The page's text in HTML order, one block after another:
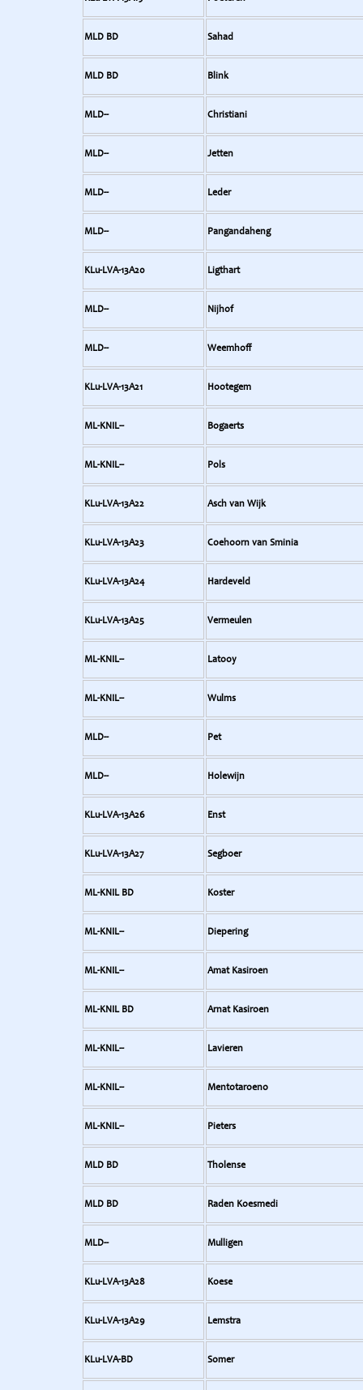
MLD BD Sahad
MLD BD Blink
MLD-- Christiani
MLD-- Jetten
MLD-- Leder
MLD-- Pangandaheng
KLu-LVA-13A20 Ligthart
MLD-- Nijhof
MLD-- Weemhoff
KLu-LVA-13A21 Hootegem
ML-KNIL-- Bogaerts
ML-KNIL-- Pols
KLu-LVA-13A22 Asch van Wijk
KLu-LVA-13A23 Coehoorn van Sminia
KLu-LVA-13A24 Hardeveld
KLu-LVA-13A25 Vermeulen
ML-KNIL-- Latooy
ML-KNIL-- Wulms
MLD-- Pet
MLD-- Holewijn
KLu-LVA-13A26 Enst
KLu-LVA-13A27 Segboer
ML-KNIL BD Koster
ML-KNIL-- Diepering
ML-KNIL-- Amat Kasiroen
ML-KNIL BD Arnat Kasiroen
ML-KNIL-- Lavieren
ML-KNIL-- Mentotaroeno
ML-KNIL-- Pieters
MLD BD Tholense
MLD BD Raden Koesmedi
MLD-- Mulligen
KLu-LVA-13A28 Koese
KLu-LVA-13A29 Lemstra
KLu-LVA-BD Somer